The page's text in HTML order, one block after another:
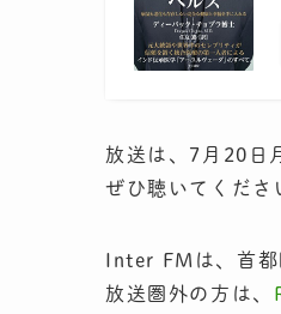
放送は、7月20日
ぜひ聴いてくださ
Inter FMは、首都
放送圏外の方は、